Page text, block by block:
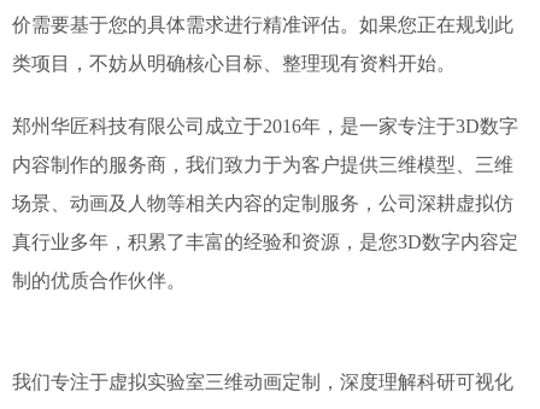
价需要基于您的具体需求进行精准评估。如果您正在规划此
类项目，不妨从明确核心目标、整理现有资料开始。
郑州华匠科技有限公司成立于2016年，是一家专注于3D数字
内容制作的服务商，我们致力于为客户提供三维模型、三维
场景、动画及人物等相关内容的定制服务，公司深耕虚拟仿
真行业多年，积累了丰富的经验和资源，是您3D数字内容定
制的优质合作伙伴。
我们专注于虚拟实验室三维动画定制，深度理解科研可视化